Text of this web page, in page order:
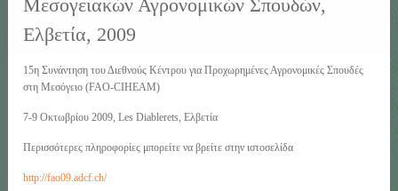
Μεσογειακών Αγρονομικών Σπουδών,
Ελβετία, 2009
15η Συνάντηση του Διεθνούς Κέντρου για Προχωρημένες Αγρονομικές Σπουδές
στη Μεσόγειο (FAO-CIHEAM)
7-9 Οκτωβρίου 2009, Les Diablerets, Ελβετία
Περισσότερες πληροφορίες μπορείτε να βρείτε στην ιστοσελίδα
http://fao09.adcf.ch/